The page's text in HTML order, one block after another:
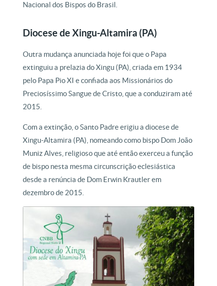
Nacional dos Bispos do Brasil.
Diocese de Xingu-Altamira (PA)
Outra mudança anunciada hoje foi que o Papa
extinguiu a prelazia do Xingu (PA), criada em 1934
pelo Papa Pio XI e confiada aos Missionários do
Preciosíssimo Sangue de Cristo, que a conduziram até
2015.
Com a extinção, o Santo Padre erigiu a diocese de
Xingu-Altamira (PA), nomeando como bispo Dom João
Muniz Alves, religioso que até então exerceu a função
de bispo nesta mesma circunscrição eclesiástica
desde a renúncia de Dom Erwin Krautler em
dezembro de 2015.